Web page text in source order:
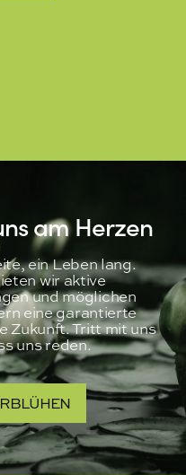
am Herzen
ein Leben lang.
wir aktive
und möglichen
eine garantierte
Zukunft. Tritt mit uns
uns reden.